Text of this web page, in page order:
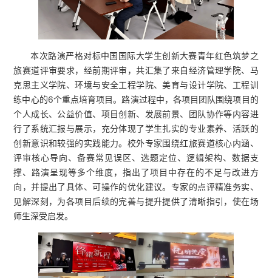
本次路演严格对标中国国际大学生创新大赛青年红色筑梦之
旅赛道评审要求，经前期评审，共汇集了来自经济管理学院、马
克思主义学院、环境与安全工程学院、美育与设计学院、工程训
练中心的6个重点培育项目。路演过程中，各项目团队围绕项目的
个人成长、公益价值、项目创新、发展前景、团队协作等内容进
行了系统汇报与展示，充分体现了学生扎实的专业素养、活跃的
创新意识和较强的实践能力。校外专家围绕红旅赛道核心内涵、
评审核心导向、备赛常见误区、选题定位、逻辑架构、数据支
撑、路演呈现等多个维度，指出了项目中存在的不足与改进方
向，并提出了具体、可操作的优化建议。专家的点评精准务实、
见解深刻，为各项目后续的完善与提升提供了清晰指引，使在场
师生深受启发。